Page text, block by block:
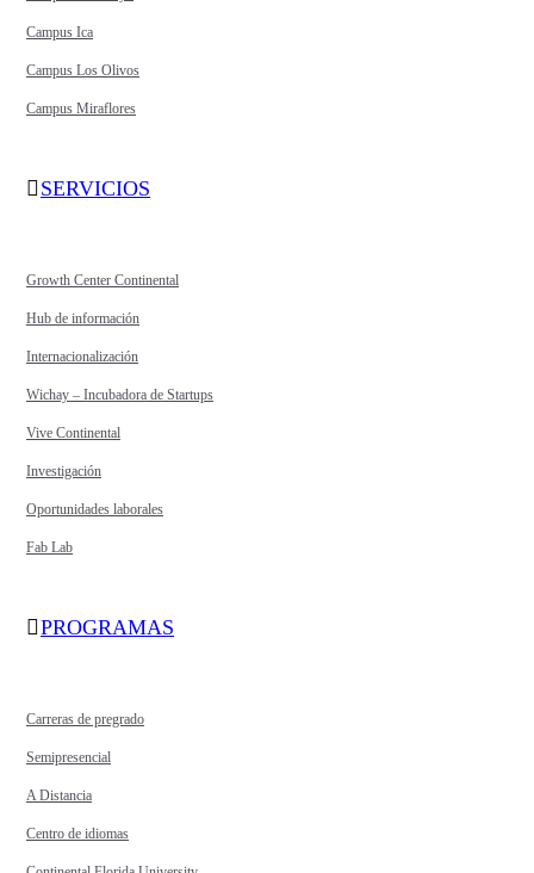
Campus Ica
Campus Los Olivos
Campus Miraflores
SERVICIOS
Growth Center Continental
Hub de información
Internacionalización
Wichay – Incubadora de Startups
Vive Continental
Investigación
Oportunidades laborales
Fab Lab
PROGRAMAS
Carreras de pregrado
Semipresencial
A Distancia
Centro de idiomas